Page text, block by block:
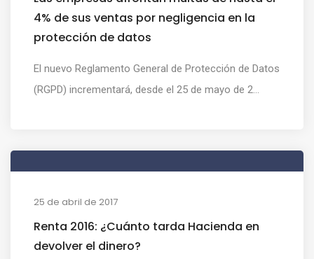
4% de sus ventas por negligencia en la
protección de datos
El nuevo Reglamento General de Protección de Datos
(RGPD) incrementará, desde el 25 de mayo de 2...
25 de abril de 2017
Renta 2016: ¿Cuánto tarda Hacienda en
devolver el dinero?